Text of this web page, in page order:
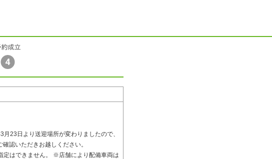
より送迎場所が変わりましたので、
認いただきお越しください。
はできません。 ※店舗により配備車両は